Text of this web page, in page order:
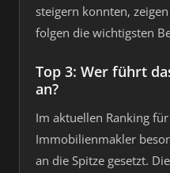
steigern konnten,
folgen die wichtigsten
Top 3: Wer führt
an?
Im aktuellen Ranking
Immobilienmakler
an die Spitze gesetzt.